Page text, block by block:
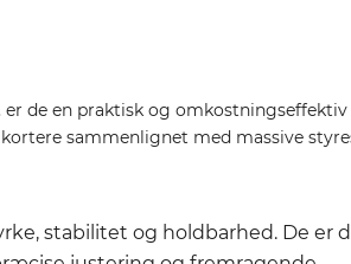
de en praktisk og omkostningseffektiv
sammenlignet med massive
stabilitet og holdbarhed. De er